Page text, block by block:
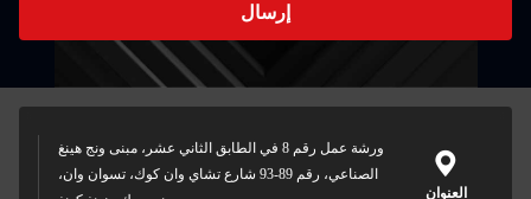
إرسال
العنوان
ورشة عمل رقم 8 في الطابق الثاني عشر، مبنى ونج هينغ
الصناعي، رقم 89-93 شارع تشاي وان كوك، تسوان وان،